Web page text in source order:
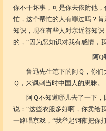
你不干坏事，可是你去依附他
忙，这个帮忙的人有罪过吗？
知识，现在有些人对亲近善知
的，“因为恶知识对我有感情，
阿
鲁迅先生笔下的阿Ｑ，你
Ｑ，来讽刺当时中国人的愚昧。
阿Ｑ不知道哪儿去了一下
说：“这些衣服多好啊，你卖给
一路唱京戏，“我举起钢鞭把你